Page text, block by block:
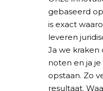
gebaseerd
is exact
leveren
Ja we kraken
noten en ja
opstaan. Zo
resultaat.